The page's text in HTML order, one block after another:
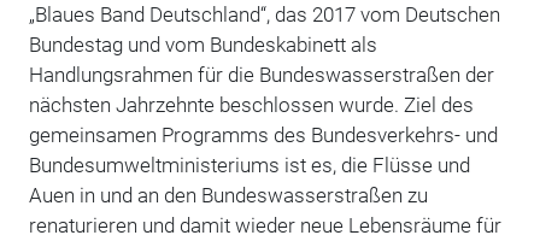
„Blaues Band Deutschland“, das 2017 vom Deutschen
Bundestag und vom Bundeskabinett als
Handlungsrahmen für die Bundeswasserstraßen der
nächsten Jahrzehnte beschlossen wurde. Ziel des
gemeinsamen Programms des Bundesverkehrs- und
Bundesumweltministeriums ist es, die Flüsse und
Auen in und an den Bundeswasserstraßen zu
renaturieren und damit wieder neue Lebensräume für